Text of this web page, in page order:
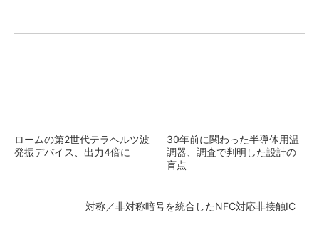
ロームの第2世代テラヘルツ波
発振デバイス、出力4倍に
30年前に関わった半導体用温
調器、調査で判明した設計の
盲点
対称／非対称暗号を統合したNFC対応非接触IC